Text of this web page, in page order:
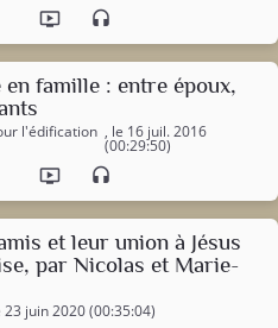
ondemand_video headset
famille : entre époux,
l'édification , le 16 juil. 2016
(00:29:50)
ondemand_video headset
et leur union à Jésus
par Nicolas et Marie-
23 juin 2020 (00:35:04)